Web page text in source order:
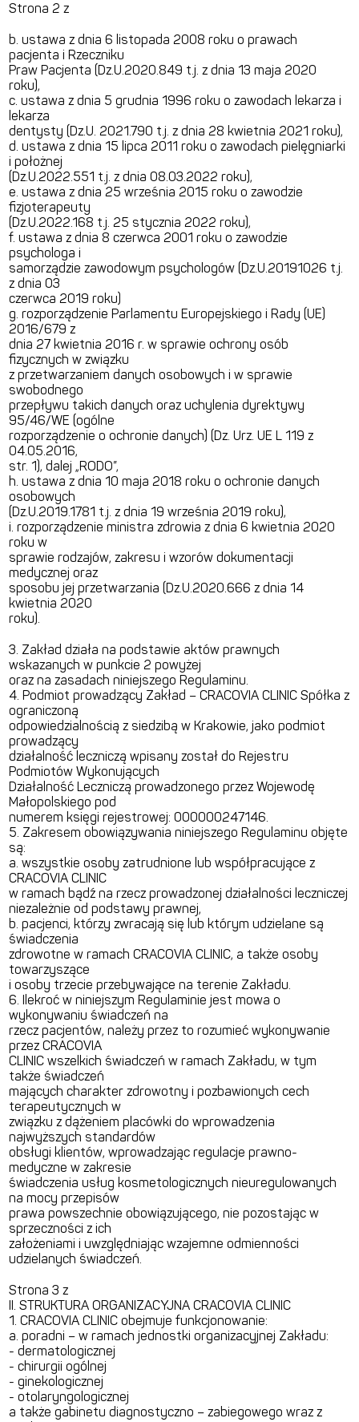
Strona 2 z
b. ustawa z dnia 6 listopada 2008 roku o prawach
pacjenta i Rzeczniku
Praw Pacjenta (Dz.U.2020.849 t.j. z dnia 13 maja 2020
roku),
c. ustawa z dnia 5 grudnia 1996 roku o zawodach lekarza i
lekarza
dentysty (Dz.U. 2021.790 t.j. z dnia 28 kwietnia 2021 roku),
d. ustawa z dnia 15 lipca 2011 roku o zawodach pielęgniarki
i położnej
(Dz.U.2022.551 t.j. z dnia 08.03.2022 roku),
e. ustawa z dnia 25 września 2015 roku o zawodzie
fizjoterapeuty
(Dz.U.2022.168 t.j. 25 stycznia 2022 roku),
f. ustawa z dnia 8 czerwca 2001 roku o zawodzie
psychologa i
samorządzie zawodowym psychologów (Dz.U.20191026 t.j.
z dnia 03
czerwca 2019 roku)
g. rozporządzenie Parlamentu Europejskiego i Rady (UE)
2016/679 z
dnia 27 kwietnia 2016 r. w sprawie ochrony osób
fizycznych w związku
z przetwarzaniem danych osobowych i w sprawie
swobodnego
przepływu takich danych oraz uchylenia dyrektywy
95/46/WE (ogólne
rozporządzenie o ochronie danych) (Dz. Urz. UE L 119 z
04.05.2016,
str. 1), dalej „RODO”,
h. ustawa z dnia 10 maja 2018 roku o ochronie danych
osobowych
(Dz.U.2019.1781 t.j. z dnia 19 września 2019 roku),
i. rozporządzenie ministra zdrowia z dnia 6 kwietnia 2020
roku w
sprawie rodzajów, zakresu i wzorów dokumentacji
medycznej oraz
sposobu jej przetwarzania (Dz.U.2020.666 z dnia 14
kwietnia 2020
roku).
3. Zakład działa na podstawie aktów prawnych
wskazanych w punkcie 2 powyżej
oraz na zasadach niniejszego Regulaminu.
4. Podmiot prowadzący Zakład – CRACOVIA CLINIC Spółka z
ograniczoną
odpowiedzialnością z siedzibą w Krakowie, jako podmiot
prowadzący
działalność leczniczą wpisany został do Rejestru
Podmiotów Wykonujących
Działalność Leczniczą prowadzonego przez Wojewodę
Małopolskiego pod
numerem księgi rejestrowej: 000000247146.
5. Zakresem obowiązywania niniejszego Regulaminu objęte
są:
a. wszystkie osoby zatrudnione lub współpracujące z
CRACOVIA CLINIC
w ramach bądź na rzecz prowadzonej działalności leczniczej
niezależnie od podstawy prawnej,
b. pacjenci, którzy zwracają się lub którym udzielane są
świadczenia
zdrowotne w ramach CRACOVIA CLINIC, a także osoby
towarzyszące
i osoby trzecie przebywające na terenie Zakładu.
6. Ilekroć w niniejszym Regulaminie jest mowa o
wykonywaniu świadczeń na
rzecz pacjentów, należy przez to rozumieć wykonywanie
przez CRACOVIA
CLINIC wszelkich świadczeń w ramach Zakładu, w tym
także świadczeń
mających charakter zdrowotny i pozbawionych cech
terapeutycznych w
związku z dążeniem placówki do wprowadzenia
najwyższych standardów
obsługi klientów, wprowadzając regulacje prawno-
medyczne w zakresie
świadczenia usług kosmetologicznych nieuregulowanych
na mocy przepisów
prawa powszechnie obowiązującego, nie pozostając w
sprzeczności z ich
założeniami i uwzględniając wzajemne odmienności
udzielanych świadczeń.
Strona 3 z
II. STRUKTURA ORGANIZACYJNA CRACOVIA CLINIC
1. CRACOVIA CLINIC obejmuje funkcjonowanie:
a. poradni – w ramach jednostki organizacyjnej Zakładu:
- dermatologicznej
- chirurgii ogólnej
- ginekologicznej
- otolaryngologicznej
a także gabinetu diagnostyczno – zabiegowego wraz z